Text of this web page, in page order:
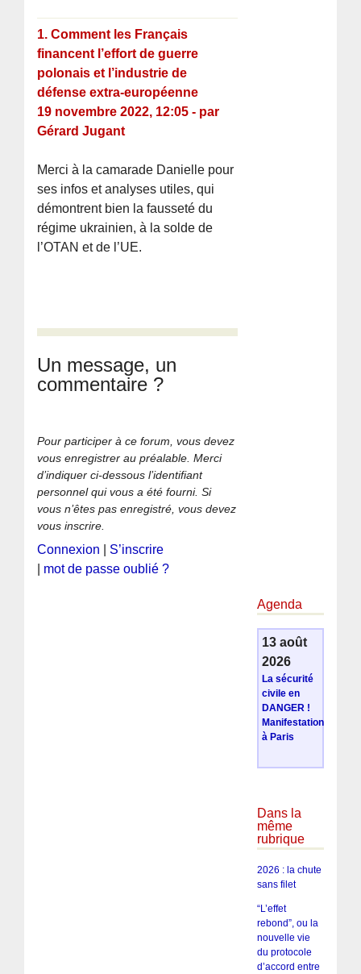
1. Comment les Français
financent l’effort de guerre
polonais et l’industrie de
défense extra-européenne
19 novembre 2022, 12:05 - par
Gérard Jugant
Merci à la camarade Danielle pour
ses infos et analyses utiles, qui
démontrent bien la fausseté du
régime ukrainien, à la solde de
l’OTAN et de l’UE.
Un message, un
commentaire ?
Pour participer à ce forum, vous devez
vous enregistrer au préalable. Merci
d’indiquer ci-dessous l’identifiant
personnel qui vous a été fourni. Si
vous n’êtes pas enregistré, vous devez
vous inscrire.
Connexion
S’inscrire
mot de passe oublié ?
Agenda
13 août
2026
La sécurité
civile en
DANGER !
Manifestation
à Paris
Dans la
même
rubrique
2026 : la chute
sans filet
“L’effet
rebond”, ou la
nouvelle vie
du protocole
d’accord entre